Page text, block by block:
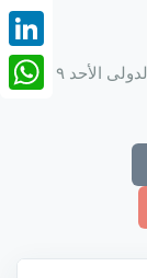
سعر دينار كويتي فى البنك العربي الأفريقي الدولى الأحد ٠٩